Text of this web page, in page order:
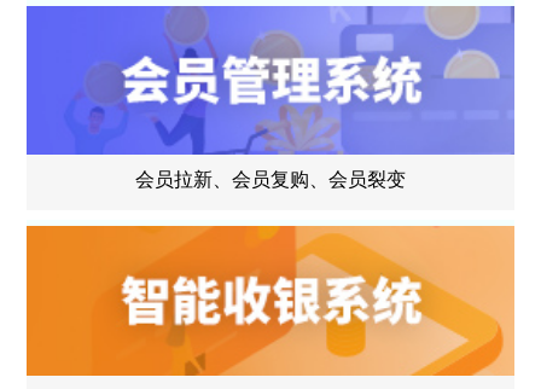
会员拉新、会员复购、会员裂变